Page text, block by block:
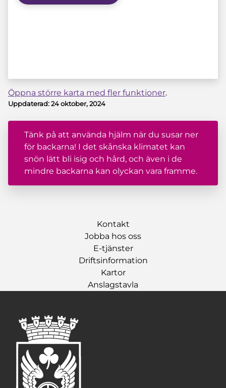
Öppna större karta med fler funktioner.
Uppdaterad:24 oktober, 2024
Tänk på att använda hjälm när du susar ner
för backarna! I det skånska klimatet kan
snön lätt bli isig och hård, och även i de
mindre backarna kan olyckan vara framme.
Kontakt
Jobba hos oss
E-tjänster
Driftsinformation
Kartor
Anslagstavla